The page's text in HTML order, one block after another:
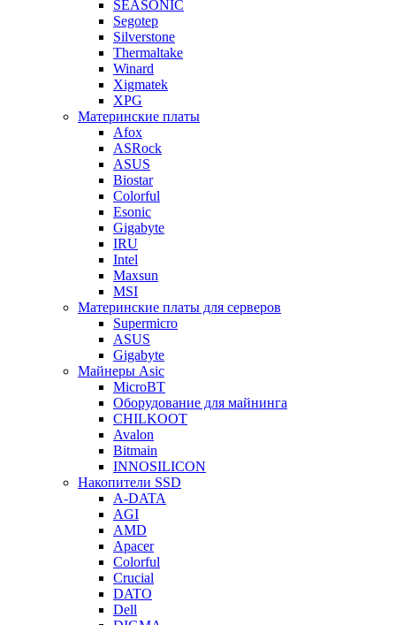
SEASONIC
Segotep
Silverstone
Thermaltake
Winard
Xigmatek
XPG
Материнские платы
Afox
ASRock
ASUS
Biostar
Colorful
Esonic
Gigabyte
IRU
Intel
Maxsun
MSI
Материнские платы для серверов
Supermicro
ASUS
Gigabyte
Майнеры Asic
MicroBT
Оборудование для майнинга
CHILKOOT
Avalon
Bitmain
INNOSILICON
Накопители SSD
A-DATA
AGI
AMD
Apacer
Colorful
Crucial
DATO
Dell